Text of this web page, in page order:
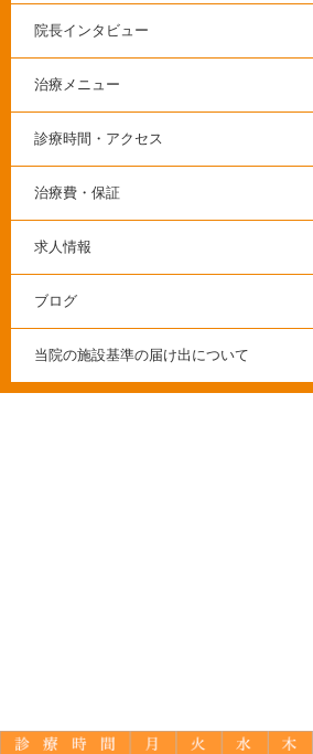
院長インタビュー
治療メニュー
診療時間・アクセス
治療費・保証
求人情報
ブログ
当院の施設基準の届け出について